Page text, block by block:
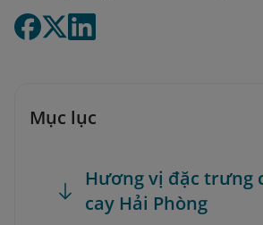
Mục lục
Hương vị đặc trưng
cay Hải Phòng